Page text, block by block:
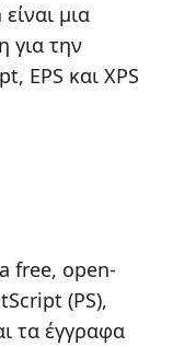
μια
για την
EPS και XPS
free, open-
(PS),
τα έγγραφα